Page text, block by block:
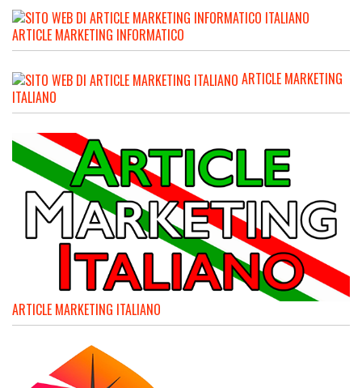
ARTICLE MARKETING INFORMATICO
ARTICLE MARKETING
ITALIANO
ARTICLE MARKETING ITALIANO